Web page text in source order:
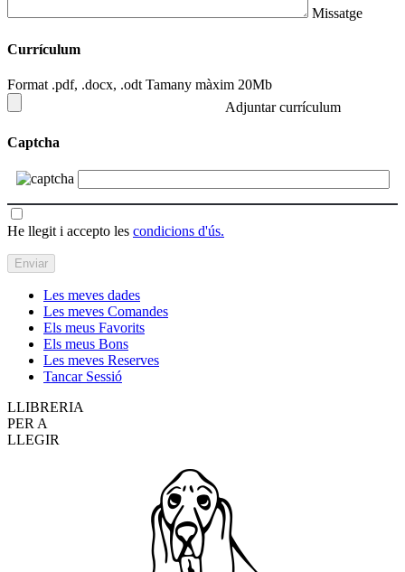
Missatge
Currículum
Format .pdf, .docx, .odt Tamany màxim 20Mb
Adjuntar currículum
Captcha
He llegit i accepto les condicions d'ús.
Les meves dades
Les meves Comandes
Els meus Favorits
Els meus Bons
Les meves Reserves
Tancar Sessió
LLIBRERIA
PER A
LLEGIR